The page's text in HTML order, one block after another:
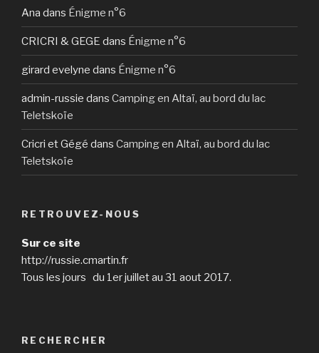
Ana dans Énigme n°6
CRICRI & GEGE dans Énigme n°6
girard evelyne dans Énigme n°6
admin-russie dans Camping en Altaï, au bord du lac
Teletskoïe
Cricri et Gégé dans Camping en Altaï, au bord du lac
Teletskoïe
RETROUVEZ-NOUS
Sur ce site
http://russie.cmartin.fr
Tous les jours du 1er juillet au 31 aout 2017.
RECHERCHER